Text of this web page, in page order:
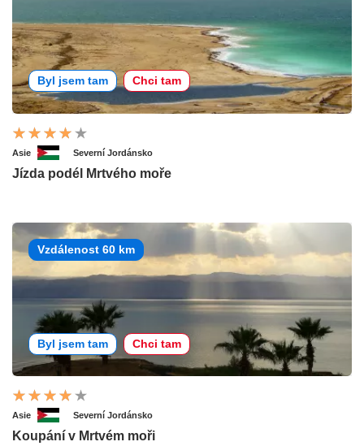
Byl jsem tam Chci tam
Asie Severní Jordánsko
Jízda podél Mrtvého moře
Vzdálenost 60 km
Byl jsem tam Chci tam
Asie Severní Jordánsko
Koupání v Mrtvém moři